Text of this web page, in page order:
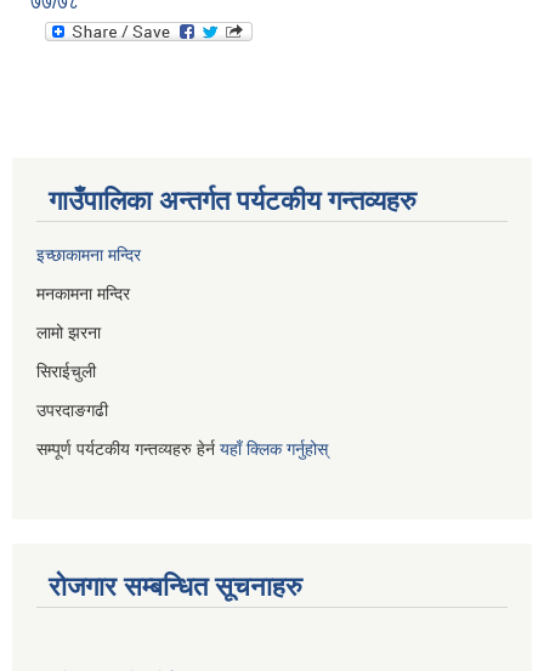
गाउँपालिका अन्तर्गत पर्यटकीय गन्तव्यहरु
इच्छाकामना मन्दिर
मनकामना मन्दिर
लामो झरना
सिराईचुली
उपरदाङगढी
सम्पूर्ण पर्यटकीय गन्तव्यहरु हेर्न यहाँ क्लिक गर्नुहोस्
रोजगार सम्बन्धित सूचनाहरु